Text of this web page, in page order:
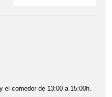
el comedor de 13:00 a 15:00h.